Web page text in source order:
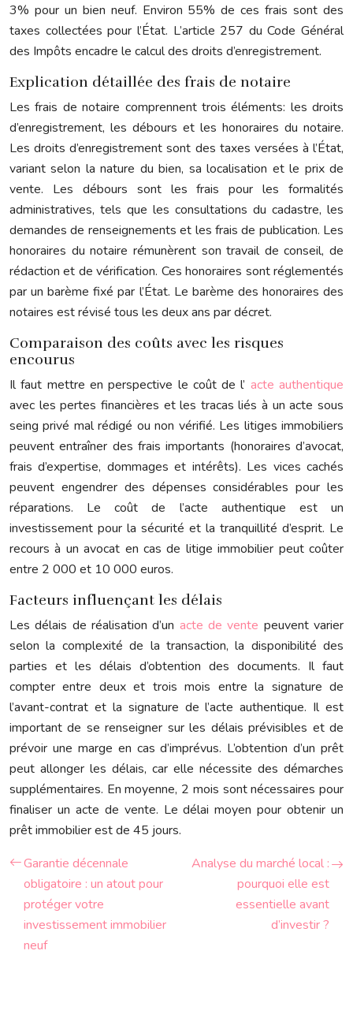
3% pour un bien neuf. Environ 55% de ces frais sont des
taxes collectées pour l’État. L’article 257 du Code Général
des Impôts encadre le calcul des droits d’enregistrement.
Explication détaillée des frais de notaire
Les frais de notaire comprennent trois éléments: les droits
d’enregistrement, les débours et les honoraires du notaire.
Les droits d’enregistrement sont des taxes versées à l’État,
variant selon la nature du bien, sa localisation et le prix de
vente. Les débours sont les frais pour les formalités
administratives, tels que les consultations du cadastre, les
demandes de renseignements et les frais de publication. Les
honoraires du notaire rémunèrent son travail de conseil, de
rédaction et de vérification. Ces honoraires sont réglementés
par un barème fixé par l’État. Le barème des honoraires des
notaires est révisé tous les deux ans par décret.
Comparaison des coûts avec les risques
encourus
Il faut mettre en perspective le coût de l’ acte authentique
avec les pertes financières et les tracas liés à un acte sous
seing privé mal rédigé ou non vérifié. Les litiges immobiliers
peuvent entraîner des frais importants (honoraires d’avocat,
frais d’expertise, dommages et intérêts). Les vices cachés
peuvent engendrer des dépenses considérables pour les
réparations. Le coût de l’acte authentique est un
investissement pour la sécurité et la tranquillité d’esprit. Le
recours à un avocat en cas de litige immobilier peut coûter
entre 2 000 et 10 000 euros.
Facteurs influençant les délais
Les délais de réalisation d’un acte de vente peuvent varier
selon la complexité de la transaction, la disponibilité des
parties et les délais d’obtention des documents. Il faut
compter entre deux et trois mois entre la signature de
l’avant-contrat et la signature de l’acte authentique. Il est
important de se renseigner sur les délais prévisibles et de
prévoir une marge en cas d’imprévus. L’obtention d’un prêt
peut allonger les délais, car elle nécessite des démarches
supplémentaires. En moyenne, 2 mois sont nécessaires pour
finaliser un acte de vente. Le délai moyen pour obtenir un
prêt immobilier est de 45 jours.
Garantie décennale
obligatoire : un atout pour
protéger votre
investissement immobilier
neuf
Analyse du marché local :
pourquoi elle est
essentielle avant
d’investir ?